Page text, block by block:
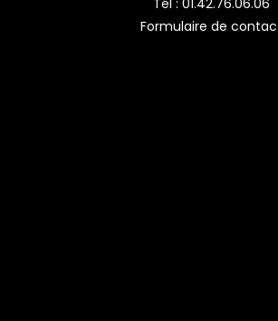
Tél :01.42.76.06.06
Formulaire de